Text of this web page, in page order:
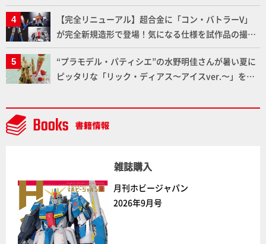
ふたたび塗る!!【試し読み】
【完全リニューアル】超合金に「コン・バトラーV」
が完全新規造形で登場！気になる仕様を試作品の撮り
下ろしでご紹介!!さらに「大鉄人17」＆「ワンエイ
ト」セット情報もお届け！【超合金の魂】
“プラモデル・パティシエ”の水野明佳さんが暑い夏に
ピッタリな「リック・ディアス〜アイスver.〜」を製
雑誌購入
月刊ホビージャパン
2026年9月号